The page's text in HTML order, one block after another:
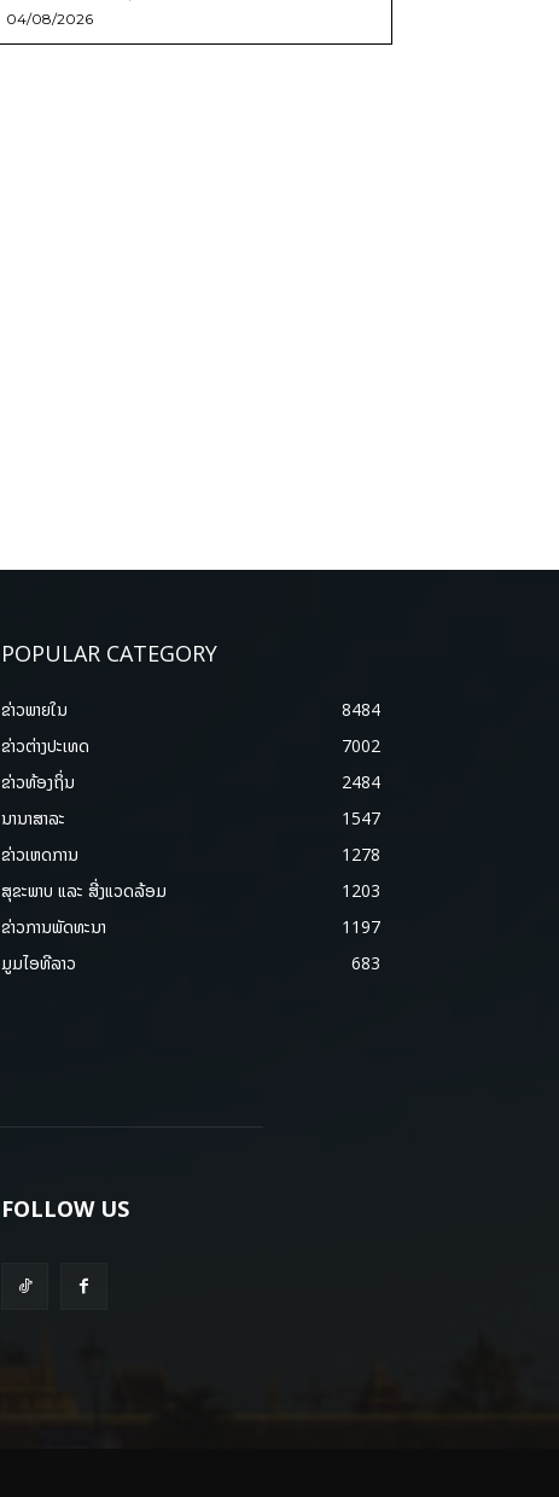
04/08/2026
POPULAR CATEGORY
ຂ່າວພາຍ​ໃນ
8484
ຂ່າວຕ່າງປະເທດ
7002
ຂ່າວທ້ອງຖິ່ນ
2484
ນານາສາລະ
1547
ຂ່າວເຫດການ
1278
ສຸຂະພາບ ແລະ ສີ່ງແວດລ້ອມ
1203
ຂ່າວການພັດທະນາ
1197
ມູມໄອທີລາວ
683
FOLLOW US